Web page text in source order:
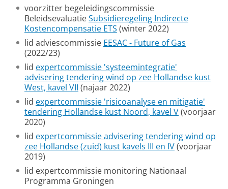
voorzitter begeleidingscommissie
BeleidsevaluatieSubsidieregeling Indirecte
Kostencompensatie ETS (winter 2022)
lid adviescommissie EESAC - Future of Gas
(2022/23)
lid expertcommissie 'systeemintegratie'
advisering tendering wind op zee Hollandse kust
West, kavel VII (najaar 2022)
lid expertcommissie 'risicoanalyse en mitigatie'
tendering Hollandse kust Noord, kavel V(voorjaar
2020)
lid expertcommissie advisering tendering wind op
zee Hollandse (zuid) kust kavels III en IV(voorjaar
2019)
lid expertcommissie monitoring Nationaal
Programma Groningen